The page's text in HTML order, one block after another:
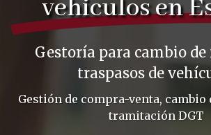
vehiculos en
Gestoría para cambio
traspasos de
Gestión de compra-venta,
tramitación DGT